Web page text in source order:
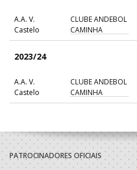
A.A. V.
Castelo
CLUBE ANDEBOL
CAMINHA
2023/24
A.A. V.
Castelo
CLUBE ANDEBOL
CAMINHA
PATROCINADORES OFICIAIS